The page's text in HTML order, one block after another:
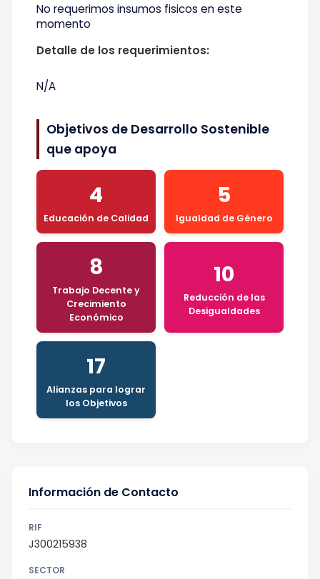
No requerimos insumos fisicos en este
momento
Detalle de los requerimientos:
N/A
Objetivos de Desarrollo Sostenible
que apoya
4
Educación de Calidad
5
Igualdad de Género
8
Trabajo Decente y
Crecimiento
Económico
10
Reducción de las
Desigualdades
17
Alianzas para lograr
los Objetivos
Información de Contacto
RIF
J300215938
SECTOR